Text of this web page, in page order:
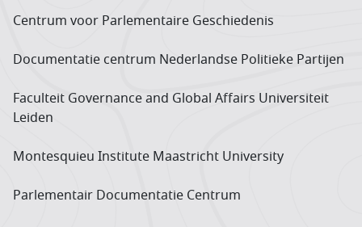
Centrum voor Parlementaire Geschiedenis
Documentatie centrum Neder­landse Politieke Partijen
Faculteit Governance and Global Affairs Universiteit
Leiden
Montesquieu Institute Maastricht University
Parlementair Documentatie Centrum